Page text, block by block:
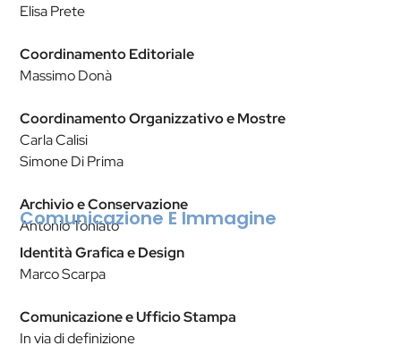
Elisa Prete
Coordinamento Editoriale
Massimo Donà
Coordinamento Organizzativo e Mostre
Carla Calisi
Simone Di Prima
Archivio e Conservazione
Antonio Toniato
Comunicazione E Immagine
Identità Grafica e Design
Marco Scarpa
Comunicazione e Ufficio Stampa
In via di definizione